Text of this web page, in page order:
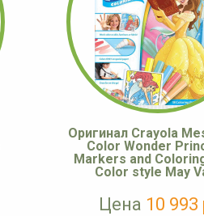
Оригинал Crayola
Color Wonder
Markers and
Color style May
Цена 10 993